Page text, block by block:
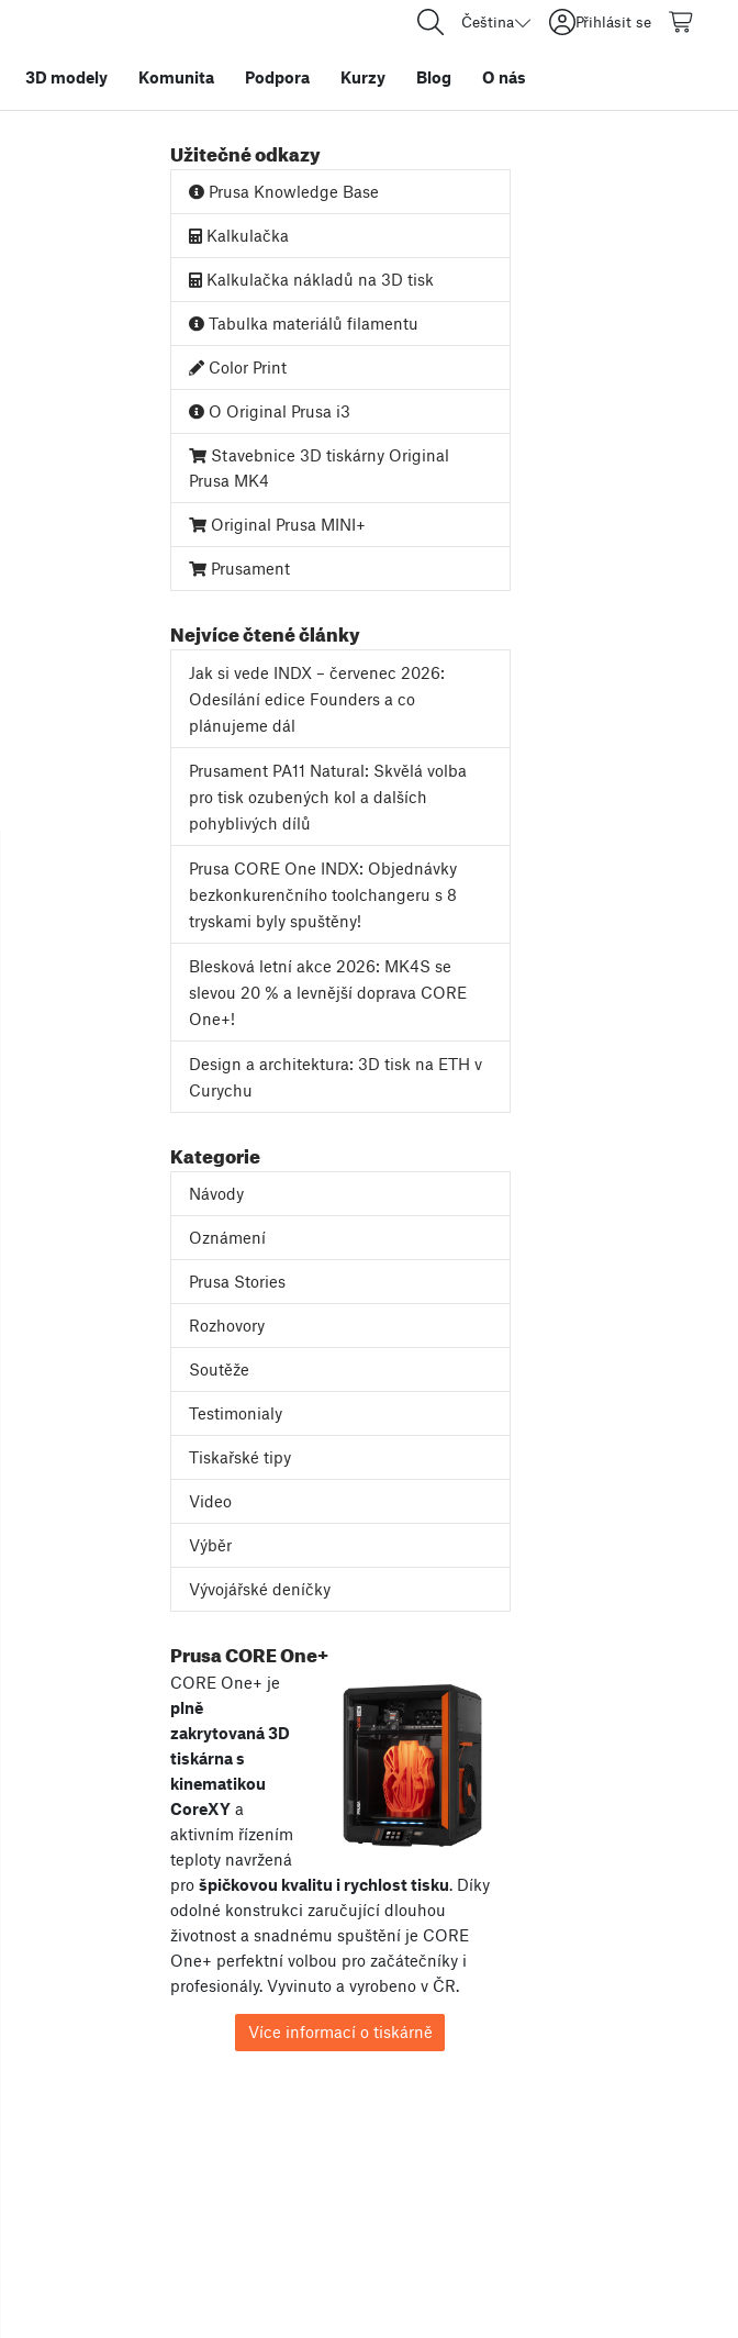
Čeština Přihlásit se
3D modely Komunita Podpora Kurzy Blog O nás
Užitečné odkazy
Prusa Knowledge Base
Kalkulačka
Kalkulačka nákladů na 3D tisk
Tabulka materiálů filamentu
Color Print
O Original Prusa i3
Stavebnice 3D tiskárny Original
Prusa MK4
Original Prusa MINI+
Prusament
Nejvíce čtené články
Jak si vede INDX – červenec 2026:
Odesílání edice Founders a co
plánujeme dál
Prusament PA11 Natural: Skvělá volba
pro tisk ozubených kol a dalších
pohyblivých dílů
Prusa CORE One INDX: Objednávky
bezkonkurenčního toolchangeru s 8
tryskami byly spuštěny!
Blesková letní akce 2026: MK4S se
slevou 20 % a levnější doprava CORE
One+!
Design a architektura: 3D tisk na ETH v
Curychu
Kategorie
Návody
Oznámení
Prusa Stories
Rozhovory
Soutěže
Testimonialy
Tiskařské tipy
Video
Výběr
Vývojářské deníčky
Prusa CORE One+
CORE One+ je
plně
zakrytovaná 3D
tiskárna s
kinematikou
CoreXYa
aktivním řízením
teploty navržená
pro špičkovou kvalitu i rychlost tisku. Díky
odolné konstrukci zaručující dlouhou
životnost a snadnému spuštění je CORE
One+ perfektní volbou pro začátečníky i
profesionály. Vyvinuto a vyrobeno v ČR.
Více informací o tiskárně